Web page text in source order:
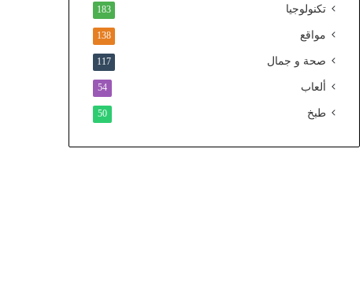
تكنولوجيا 183
مواقع 138
صحة و جمال 117
ألعاب 54
طبخ 50